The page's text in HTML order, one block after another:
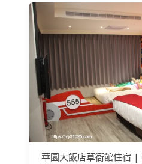
華園大飯店草衙館住宿